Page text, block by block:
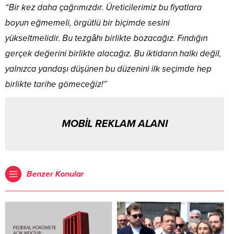
“Bir kez daha çağrımızdır. Üreticilerimiz bu fiyatlara
boyun eğmemeli, örgütlü bir biçimde sesini
yükseltmelidir. Bu tezgâhı birlikte bozacağız. Fındığın
gerçek değerini birlikte alacağız. Bu iktidarın halkı değil,
yalnızca yandaşı düşünen bu düzenini ilk seçimde hep
birlikte tarihe gömeceğiz!”
MOBİL REKLAM ALANI
Benzer Konular